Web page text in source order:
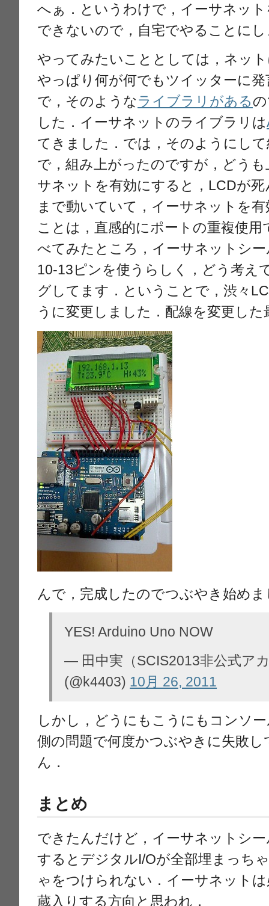
へぁ．というわけで，イーサネッ
できないので，自宅でやることに
やってみたいこととしては，ネッ
やっぱり何が何でもツイッターに
で，そのようなライブラリがある
した．イーサネットのライブラリは
てきました．では，そのようにし
で，組み上がったのですが，どう
サネットを有効にすると，LCDが
まで動いていて，イーサネットを
ことは，直感的にポートの重複使
べてみたところ，イーサネットシ
10-13ピンを使うらしく，どう考え
グしてます．ということで，渋々
うに変更しました．配線を変更し
んで，完成したのでつぶやき始め
YES! Arduino Uno NOW
— 田中実（SCIS2013非公式ア
(@k4403) 10月 26, 2011
しかし，どうにもこうにもコンソ
側の問題で何度かつぶやきに失敗
ん．
まとめ
できたんだけど，イーサネットシ
するとデジタルI/Oが全部埋まっち
ゃをつけられない．イーサネット
蔵入りする方向と思われ．